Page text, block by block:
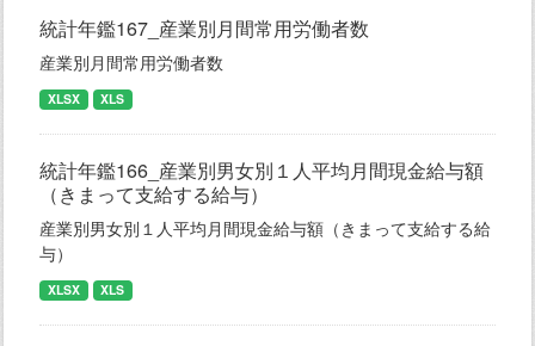
統計年鑑167_産業別月間常用労働者数
産業別月間常用労働者数
XLSX XLS
統計年鑑166_産業別男女別１人平均月間現金給与額
（きまって支給する給与）
産業別男女別１人平均月間現金給与額（きまって支給する給
与）
XLSX XLS